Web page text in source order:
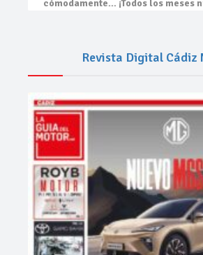
cómodamente… ¡Todos los meses
Revista Digital Cádiz